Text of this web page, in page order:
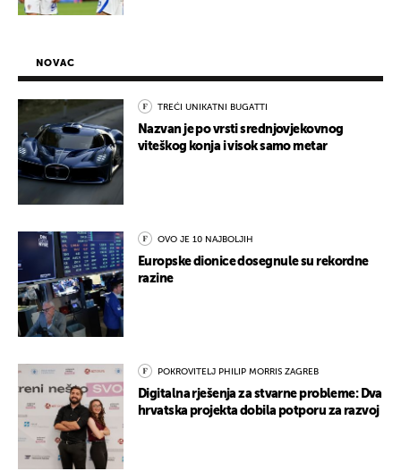
NOVAC
TREĆI UNIKATNI BUGATTI
Nazvan je po vrsti srednjovjekovnog
viteškog konja i visok samo metar
OVO JE 10 NAJBOLJIH
Europske dionice dosegnule su rekordne
razine
POKROVITELJ PHILIP MORRIS ZAGREB
Digitalna rješenja za stvarne probleme: Dva
hrvatska projekta dobila potporu za razvoj